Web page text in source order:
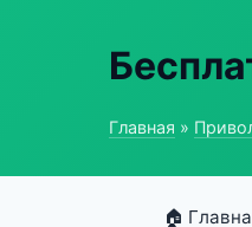
Главная »
🏠